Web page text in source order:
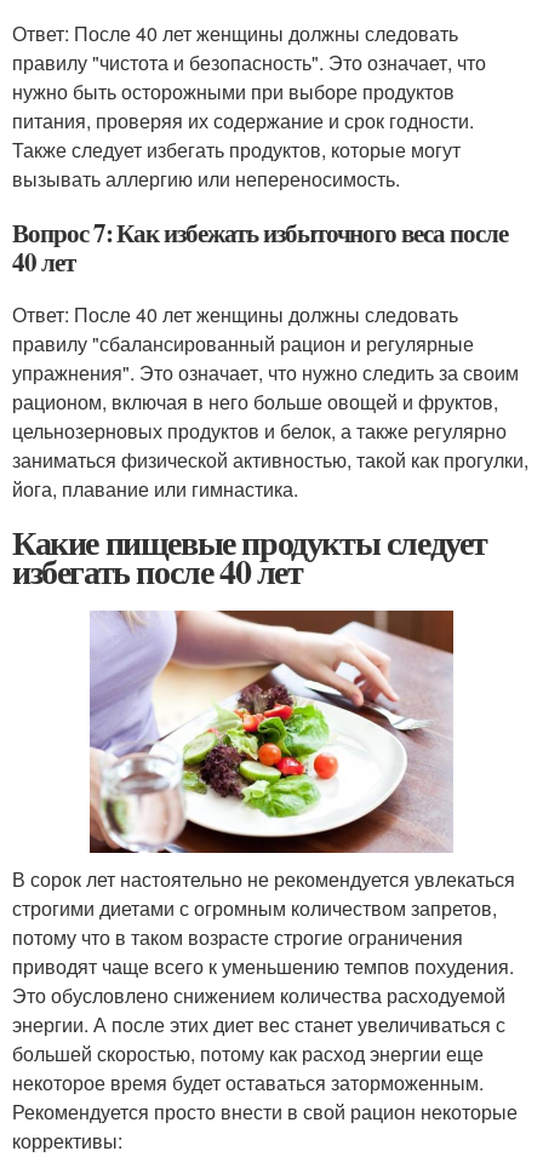
Ответ: После 40 лет женщины должны следовать
правилу "чистота и безопасность". Это означает, что
нужно быть осторожными при выборе продуктов
питания, проверяя их содержание и срок годности.
Также следует избегать продуктов, которые могут
вызывать аллергию или непереносимость.
Вопрос 7: Как избежать избыточного веса после
40 лет
Ответ: После 40 лет женщины должны следовать
правилу "сбалансированный рацион и регулярные
упражнения". Это означает, что нужно следить за своим
рационом, включая в него больше овощей и фруктов,
цельнозерновых продуктов и белок, а также регулярно
заниматься физической активностью, такой как прогулки,
йога, плавание или гимнастика.
Какие пищевые продукты следует
избегать после 40 лет
В сорок лет настоятельно не рекомендуется увлекаться
строгими диетами с огромным количеством запретов,
потому что в таком возрасте строгие ограничения
приводят чаще всего к уменьшению темпов похудения.
Это обусловлено снижением количества расходуемой
энергии. А после этих диет вес станет увеличиваться с
большей скоростью, потому как расход энергии еще
некоторое время будет оставаться заторможенным.
Рекомендуется просто внести в свой рацион некоторые
коррективы: